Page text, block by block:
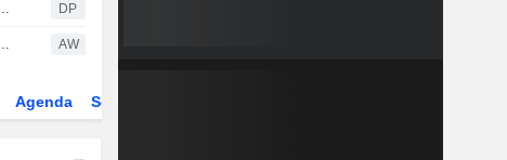
les entrepôts d'entreprises allemandes à Kiev DP
équipementier de l'OM à partir de 2028/29 AW
Agenda Secteur